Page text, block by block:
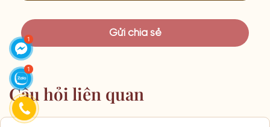
Câu hỏi liên quan